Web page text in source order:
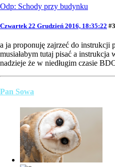
Odp: Schody przy budynku
Czwartek 22 Grudzień 2016, 18:35:22 #3
a ja proponuję zajrzeć do instrukcji
musiałabym tutaj pisać a
nadzieje że w niedługim czasie
Pan Sowa